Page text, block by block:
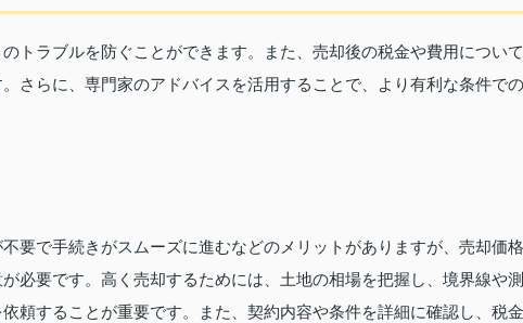
トラブルを防ぐことができます。また、売却後の税金や費用について
さらに、専門家のアドバイスを活用することで、より有利な条件での
要で手続きがスムーズに進むなどのメリットがありますが、売却価格
必要です。高く売却するためには、土地の相場を把握し、境界線や測
頼することが重要です。また、契約内容や条件を詳細に確認し、税金